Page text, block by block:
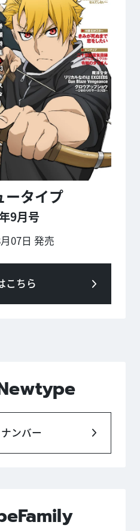
ータイプ
9月号
07日 発売
こちら
ンバー